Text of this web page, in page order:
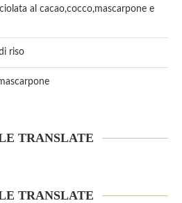
al cacao,cocco,mascarpone e
riso
TRANSLATE
TRANSLATE